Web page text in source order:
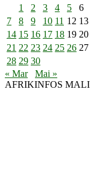
1
2 3 4 5
6
7
8 9 10 11 12 13
14 15 16 17 18 19 20
21 22 23 24 25 26 27
28 29 30
« Mar
Mai »
AFRIKINFOS MALI